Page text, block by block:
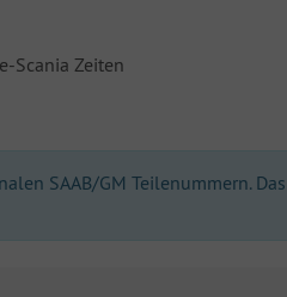
Scania Zeiten
SAAB/GM Teilenummern.